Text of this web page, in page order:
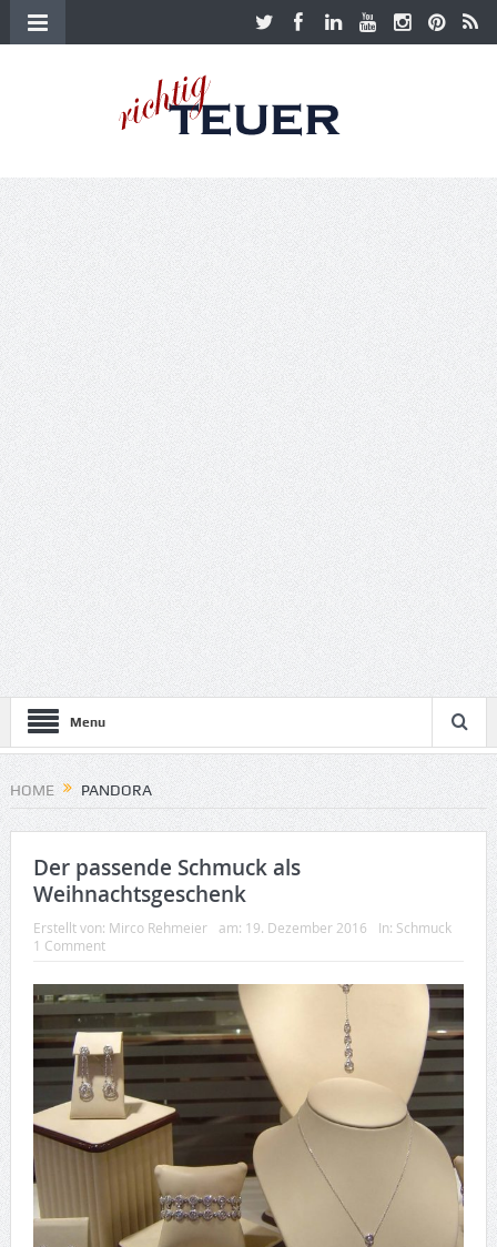
Menu
HOME PANDORA
Der passende Schmuck als
Weihnachtsgeschenk
Erstellt von: Mirco Rehmeier am: 19. Dezember 2016 In: Schmuck
1 Comment